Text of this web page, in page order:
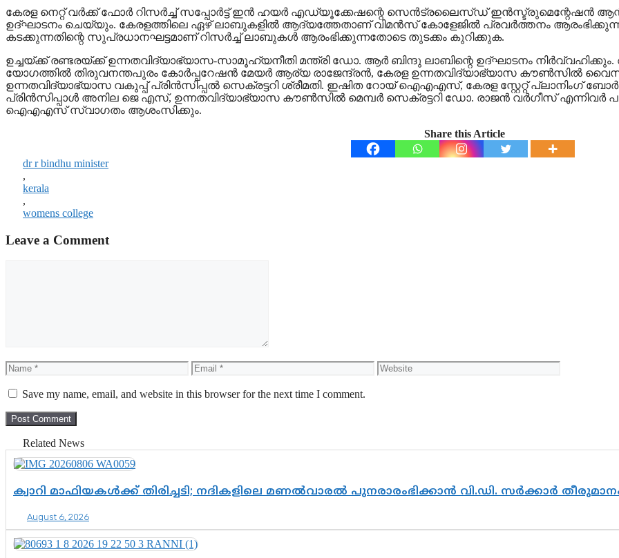
കേരള നെറ്റ് വർക്ക് ഫോർ റിസർച്ച് സപ്പോർട്ട് ഇൻ ഹയർ എഡ്യൂക്കേഷന്റെ സെൻട്രലൈസ്ഡ് ഇൻസ്ട്രുമെന്റേഷൻ
ഉദ്ഘാടനം ചെയ്യും. കേരളത്തിലെ ഏഴ് ലാബുകളിൽ ആദ്യത്തേതാണ് വിമൻസ് കോളേജിൽ പ്രവർത്തനം
കടക്കുന്നതിന്റെ സുപ്രധാനഘട്ടമാണ് റിസർച്ച് ലാബുകൾ ആരംഭിക്കുന്നതോടെ തുടക്കം കുറിക്കുക.
ഉച്ചയ്ക്ക് രണ്ടരയ്ക്ക് ഉന്നതവിദ്യാഭ്യാസ-സാമൂഹ്യനീതി മന്ത്രി ഡോ. ആർ ബിന്ദു ലാബിന്റെ ഉദ്ഘാടനം
യോഗത്തിൽ തിരുവനന്തപുരം കോർപ്പറേഷൻ മേയർ ആര്യ രാജേന്ദ്രൻ, കേരള ഉന്നതവിദ്യാഭ്യാസ കൗൺസിൽ
ഉന്നതവിദ്യാഭ്യാസ വകുപ്പ് പ്രിൻസിപ്പൽ സെക്രട്ടറി ശ്രീമതി. ഇഷിത റോയ് ഐഎഎസ്, കേരള സ്റ്റേറ്റ് പ്ലാനിംഗ്
പ്രിൻസിപ്പാൾ അനില ജെ എസ്, ഉന്നതവിദ്യാഭ്യാസ കൗൺസിൽ മെമ്പർ സെക്രട്ടറി ഡോ. രാജൻ വർഗീസ് എന്നിവർ
ഐഎഎസ് സ്വാഗതം ആശംസിക്കും.
Share this Article
dr r bindhu minister
,
kerala
,
womens college
Leave a Comment
Name Email Website
Save my name, email, and website in this browser for the next time I comment.
Related News
ക്വാറി മാഫിയകൾക്ക് തിരിച്ചടി; നദികളിലെ മണൽവാരൽ പുനരാരംഭിക്കാൻ വി.ഡി. സർക്കാർ
August 6, 2026